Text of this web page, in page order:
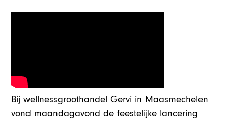
Bij wellnessgroothandel Gervi in Maasmechelen
vond maandagavond de feestelijke lancering